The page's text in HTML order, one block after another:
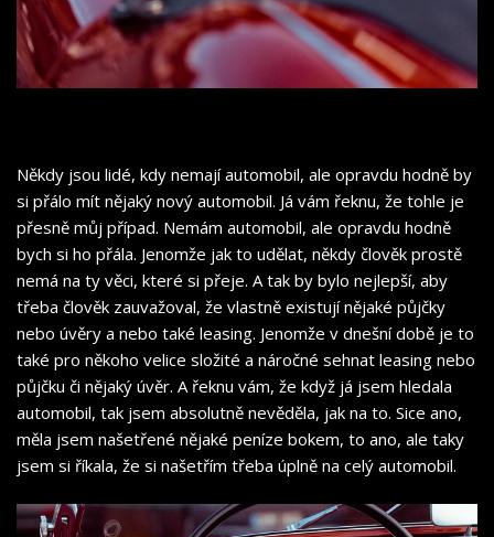
Někdy jsou lidé, kdy nemají automobil, ale opravdu hodně by
si přálo mít nějaký nový automobil. Já vám řeknu, že tohle je
přesně můj případ. Nemám automobil, ale opravdu hodně
bych si ho přála. Jenomže jak to udělat, někdy člověk prostě
nemá na ty věci, které si přeje. A tak by bylo nejlepší, aby
třeba člověk zauvažoval, že vlastně existují nějaké půjčky
nebo úvěry a nebo také leasing. Jenomže v dnešní době je to
také pro někoho velice složité a náročné sehnat leasing nebo
půjčku či nějaký úvěr. A řeknu vám, že když já jsem hledala
automobil, tak jsem absolutně nevěděla, jak na to. Sice ano,
měla jsem našetřené nějaké peníze bokem, to ano, ale taky
jsem si říkala, že si našetřím třeba úplně na celý automobil.